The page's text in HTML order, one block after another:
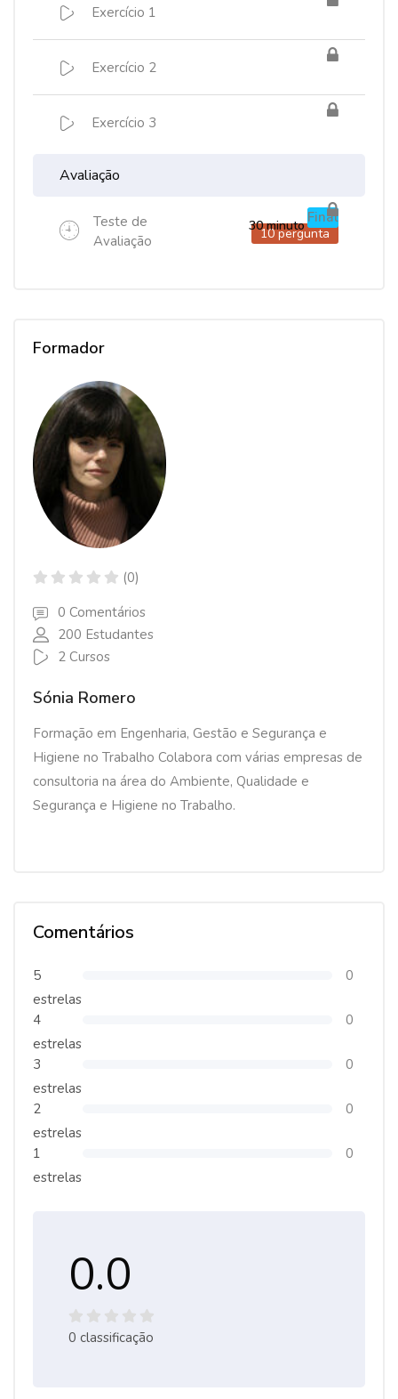
Exercício 1
Exercício 2
Exercício 3
Avaliação
Teste de
Avaliação
10 pergunta
30 minuto Final
Formador
(0)
0 Comentários
200 Estudantes
2 Cursos
Sónia Romero
Formação em Engenharia, Gestão e Segurança e
Higiene no Trabalho Colabora com várias empresas de
consultoria na área do Ambiente, Qualidade e
Segurança e Higiene no Trabalho.
Comentários
5
estrelas
0
4
estrelas
0
3
estrelas
0
2
estrelas
0
1
estrelas
0
0.0
0 classificação